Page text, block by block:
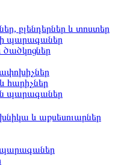
բլենդերներ և տոստեր
պարագաներ
ծածկոցներ
հարիչներ
պարագաներ
և աքսեսուարներ
պարագաներ